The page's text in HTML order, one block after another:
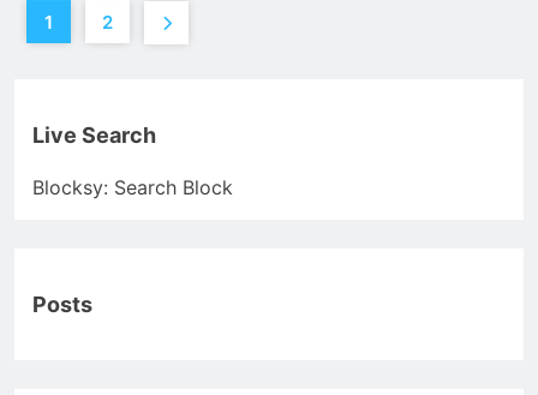
1 2
Live Search
Blocksy: Search Block
Posts